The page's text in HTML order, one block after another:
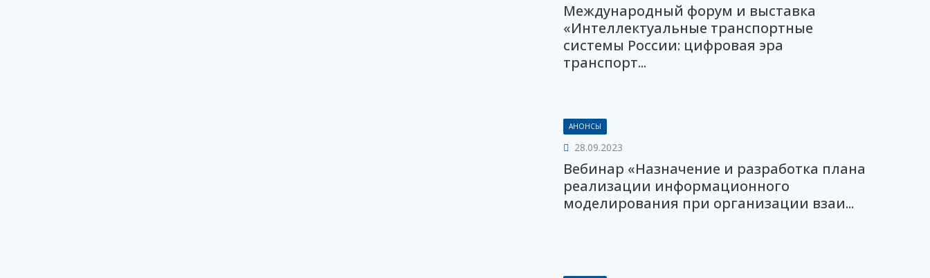
Международный форум и выставка
«Интеллектуальные транспортные
системы России: цифровая эра
транспорт...
АНОНСЫ
28.09.2023
Вебинар «Назначение и разработка плана
реализации информационного
моделирования при организации взаи...